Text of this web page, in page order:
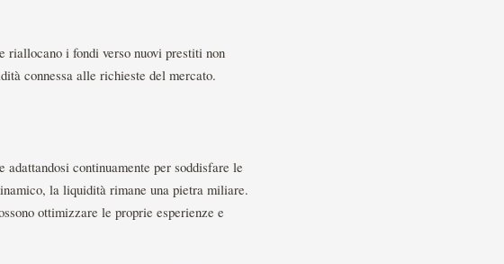
riallocano i fondi verso nuovi prestiti non
connessa alle richieste del mercato.
continuamente per soddisfare le
la liquidità rimane una pietra miliare.
ottimizzare le proprie esperienze e